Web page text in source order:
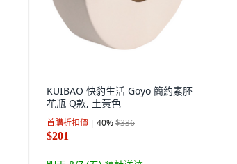
KUIBAO 快豹生活 Goyo 簡約素胚
花瓶 Q款, 土黃色
首購折扣價 40%$336
$201